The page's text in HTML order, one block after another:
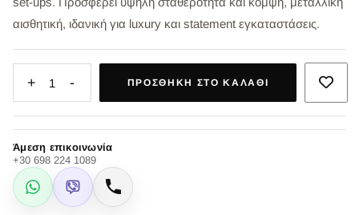
αισθητική, ιδανική για luxury και statement εγκαταστάσεις.
+ 1 - ΠΡΟΣΘΉΚΗ ΣΤΟ ΚΑΛΆΘΙ
Άμεση επικοινωνία
+30 698 224 1089
WhatsApp
Viber Κλήση